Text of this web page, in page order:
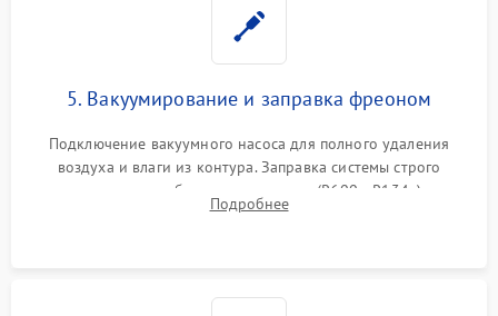
5. Вакуумирование и заправка фреоном
Подключение вакуумного насоса для полного удаления
воздуха и влаги из контура. Заправка системы строго
дозированным объемом хладагента (R600a, R134a) по
электронным весам. Контроль рабочего давления в системе.
Подробнее